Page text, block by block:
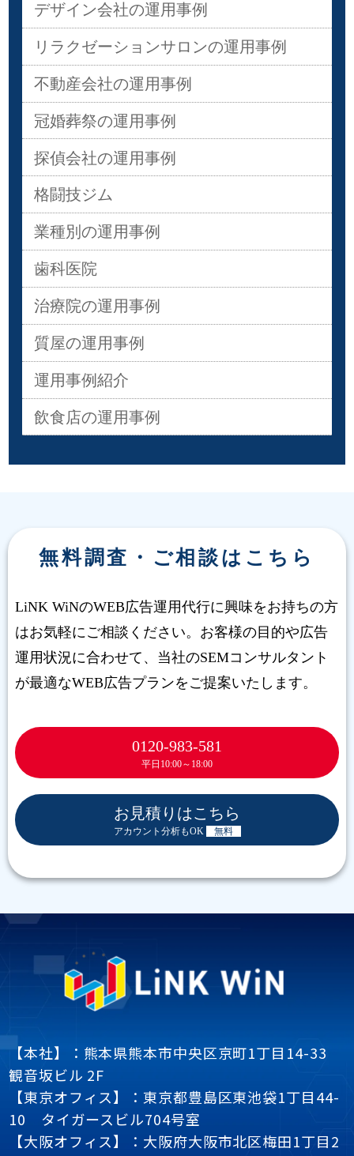
デザイン会社の運用事例
リラクゼーションサロンの運用事例
不動産会社の運用事例
冠婚葬祭の運用事例
探偵会社の運用事例
格闘技ジム
業種別の運用事例
歯科医院
治療院の運用事例
質屋の運用事例
運用事例紹介
飲食店の運用事例
無料調査・ご相談はこちら
LiNK WiNのWEB広告運用代行に興味をお持ちの方
はお気軽にご相談ください。お客様の目的や広告
運用状況に合わせて、当社のSEMコンサルタント
が最適なWEB広告プランをご提案いたします。
0120-983-581
平日10:00～18:00
お見積りはこちら
アカウント分析もOK 無料
【本社】：熊本県熊本市中央区京町1丁目14-33
観音坂ビル 2F
【東京オフィス】：東京都豊島区東池袋1丁目44-
10 タイガースビル704号室
【大阪オフィス】：大阪府大阪市北区梅田1丁目2